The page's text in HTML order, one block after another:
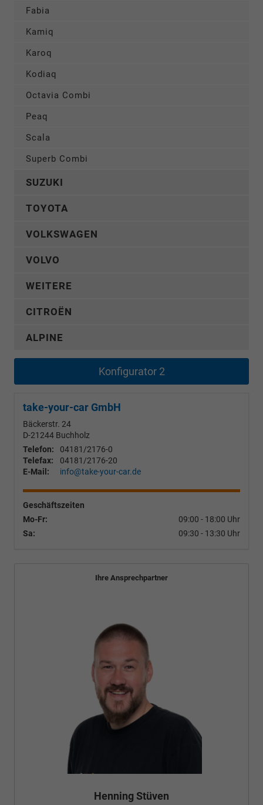
Fabia
Kamiq
Karoq
Kodiaq
Octavia Combi
Peaq
Scala
Superb Combi
SUZUKI
TOYOTA
VOLKSWAGEN
VOLVO
WEITERE
CITROËN
ALPINE
Konfigurator 2
take-your-car GmbH
Bäckerstr. 24
D-21244 Buchholz
Telefon:
04181/2176-0
Telefax:
04181/2176-20
E-Mail:
info@take-your-car.de
Geschäftszeiten
Mo-Fr:
09:00 - 18:00 Uhr
Sa:
09:30 - 13:30 Uhr
Ihre Ansprechpartner